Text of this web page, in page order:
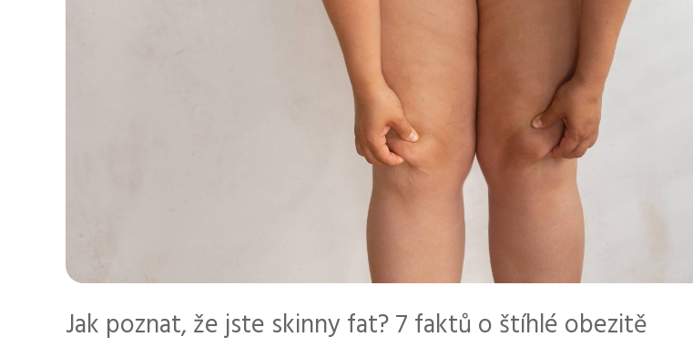
Jak poznat, že jste skinny fat? 7 faktů o štíhlé obezitě